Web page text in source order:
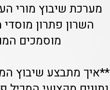
מוסמכים
**איך מתבצע שיבוץ